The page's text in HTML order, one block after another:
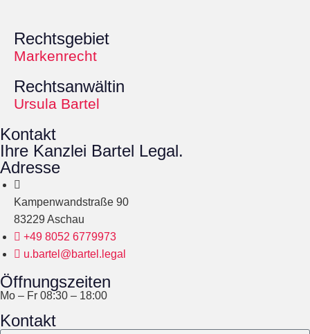
Rechtsgebiet
Markenrecht
Rechtsanwältin
Ursula Bartel
Kontakt
Ihre Kanzlei Bartel Legal.
Adresse
Kampenwandstraße 90
83229 Aschau
+49 8052 6779973
u.bartel@bartel.legal
Öffnungszeiten
Mo – Fr 08:30 – 18:00
Kontakt